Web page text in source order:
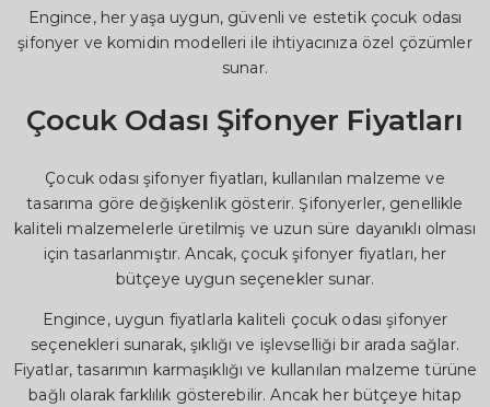
Engince, her yaşa uygun, güvenli ve estetik çocuk odası
şifonyer ve komidin modelleri ile ihtiyacınıza özel çözümler
sunar.
Çocuk Odası Şifonyer Fiyatları
Çocuk odası şifonyer fiyatları, kullanılan malzeme ve
tasarıma göre değişkenlik gösterir. Şifonyerler, genellikle
kaliteli malzemelerle üretilmiş ve uzun süre dayanıklı olması
için tasarlanmıştır. Ancak, çocuk şifonyer fiyatları, her
bütçeye uygun seçenekler sunar.
Engince, uygun fiyatlarla kaliteli çocuk odası şifonyer
seçenekleri sunarak, şıklığı ve işlevselliği bir arada sağlar.
Fiyatlar, tasarımın karmaşıklığı ve kullanılan malzeme türüne
bağlı olarak farklılık gösterebilir. Ancak her bütçeye hitap